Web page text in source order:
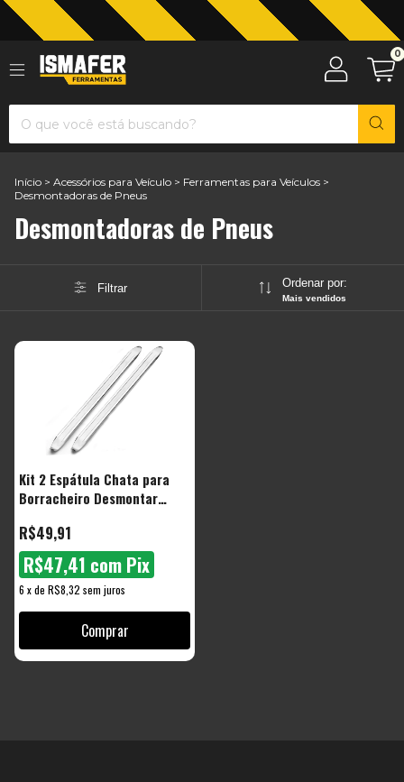
0
Início > Acessórios para Veículo > Ferramentas para Veículos >
Desmontadoras de Pneus
Desmontadoras de Pneus
Filtrar Ordenar por:
Mais vendidos
Kit 2 Espátula Chata para
Borracheiro Desmontar
Black Tools
R$49,91
6 xde R$8,32 sem juros
R$47,41 com Pix